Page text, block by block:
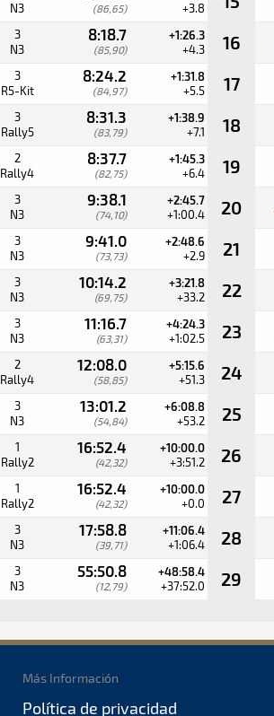
N3
(86,65) +3.8
3
N3
8:18.7
(85,90)
+1:26.3
+4.3 16
3
R5-Kit
8:24.2
(84,97)
+1:31.8
+5.5 17
3
Rally5
8:31.3
(83,79)
+1:38.9
+7.1 18
2
Rally4
8:37.7
(82,75)
+1:45.3
+6.4 19
3
N3
9:38.1
(74,10)
+2:45.7
+1:00.4 20
3
N3
9:41.0
(73,73)
+2:48.6
+2.9 21
3
N3
10:14.2
(69,75)
+3:21.8
+33.2 22
3
N3
11:16.7
(63,31)
+4:24.3
+1:02.5 23
2
Rally4
12:08.0
(58,85)
+5:15.6
+51.3 24
3
N3
13:01.2
(54,84)
+6:08.8
+53.2 25
1
Rally2
16:52.4
(42,32)
+10:00.0
+3:51.2 26
1
Rally2
16:52.4
(42,32)
+10:00.0
+0.0 27
3
N3
17:58.8
(39,71)
+11:06.4
+1:06.4 28
3
N3
55:50.8
(12,79)
+48:58.4
+37:52.0 29
Más Información
Política de privacidad